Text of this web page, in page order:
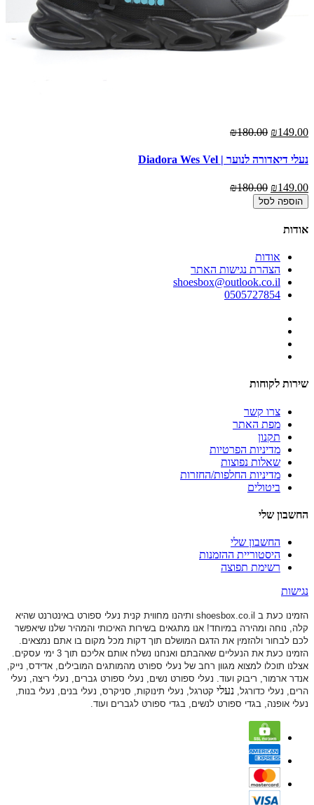
₪149.00
₪180.00
נעלי דיאדורה לנוער | Diadora Wes Vel
₪149.00
₪180.00
הוספה לסל
אודות
אודות
הצהרת נגישות האתר
shoesbox@outlook.co.il
0505727854
שירות לקוחות
צרו קשר
מפת האתר
תקנון
מדיניות הפרטיות
שאלות נפוצות
מדיניות החלפות/החזרות
ביטולים
החשבון שלי
החשבון שלי
היסטוריית ההזמנות
רשימת תפוצה
נגישות
הזמינו כעת ב shoesbox.co.il ותיהנו מחווית קנית נעלי ספורט באינטרנט שהיא
קלה, נוחה ומהירה במיוחד! אנו מתגאים בשירות האיכותי והמהיר שלנו שיאפשר
לכם לבחור ולהזמין את הדגם המושלם תוך דקות מכל מקום בו אתם נמצאים.
הזמינו כעת את הנעליים שאהבתם ואנחנו נשלח אותם אליכם תוך 3 ימי עסקים.
אצלנו תוכלו למצוא מגוון רחב של נעלי ספורט מהמותגים המובילים, אדידס, נייק,
אנדר ארמור, ריבוק ועוד. נעלי ספורט נשים, נעלי ספורט גברים, נעלי ריצה, נעלי
הרים, נעלי כדורגל, נעלי קטרגל, נעלי תינוקות, סניקרס, נעלי בנים, נעלי בנות,
נעלי אופנה, בגדי ספורט לנשים, בגדי ספורט לגברים ועוד.